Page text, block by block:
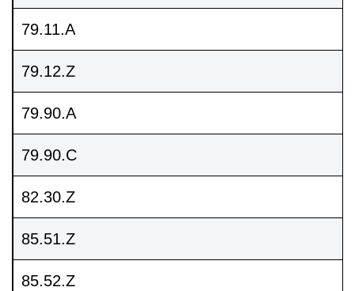
79.11.A
79.12.Z
79.90.A
79.90.C
82.30.Z
85.51.Z
85.52.Z